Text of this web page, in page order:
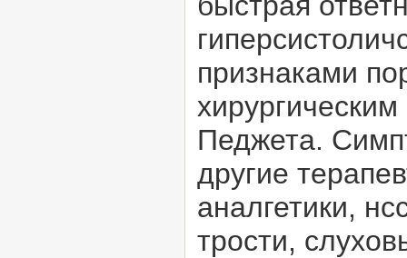
признаками
Педжета.
другие
аналгетики,
трости,